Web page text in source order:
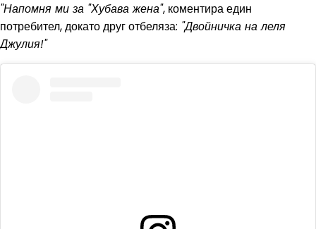
"Напомня ми за "Хубава жена", коментира един
потребител, докато друг отбеляза: "Двойничка на леля
Джулия!"